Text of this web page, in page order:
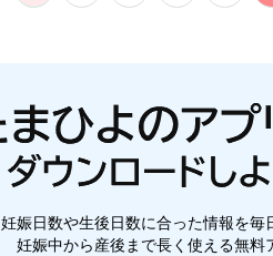
妊娠日数や生後日数に合った情報を毎
妊娠中から産後まで長く使える無料